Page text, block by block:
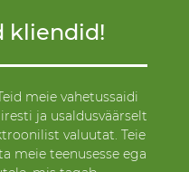
kliendid!
meie vahetussaidi
ja usaldusväärselt
valuutat. Teie
meie teenusesse ega